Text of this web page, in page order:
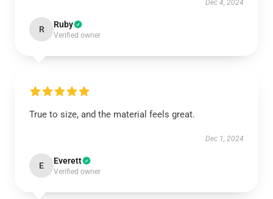
Dec 4, 2024
R Ruby
Verified owner
True to size, and the material feels great.
Dec 1, 2024
E Everett
Verified owner